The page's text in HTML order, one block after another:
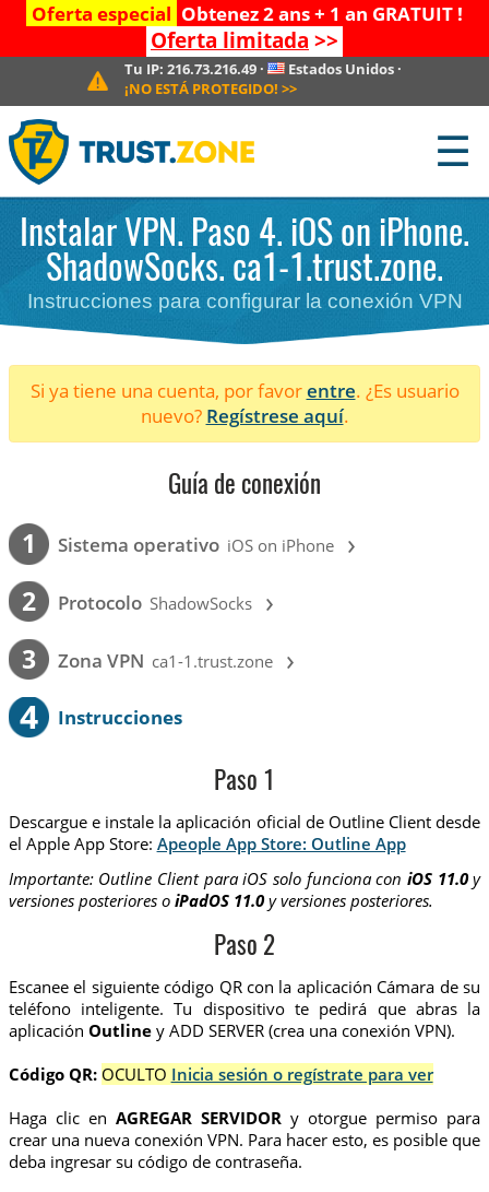
Oferta especial Obtenez 2 ans + 1 an GRATUIT !
Oferta limitada >>
Tu IP:216.73.216.49 · Estados Unidos·
¡NO ESTÁ PROTEGIDO! >>
☰
Instalar VPN. Paso 4. iOS on iPhone.
ShadowSocks. ca1-1.trust.zone.
Instrucciones para configurar la conexión VPN
Si ya tiene una cuenta, por favorentre. ¿Es usuario
nuevo? Regístrese aquí.
Guía de conexión
1 Sistema operativo iOS on iPhone ›
2 Protocolo ShadowSocks ›
3 Zona VPN ca1-1.trust.zone ›
4 Instrucciones
Paso 1
Descargue e instale la aplicación oficial de Outline Client desde
el Apple App Store: Apeople App Store: Outline App
Importante: Outline Client para iOS solo funciona coniOS 11.0y
versiones posteriores o iPadOS 11.0y versiones posteriores.
Paso 2
Escanee el siguiente código QR con la aplicación Cámara de su
teléfono inteligente. Tu dispositivo te pedirá que abras la
aplicación Outliney ADD SERVER (crea una conexión VPN).
Código QR: OCULTO Inicia sesión o regístrate para ver
Haga clic en AGREGAR SERVIDOR y otorgue permiso para
crear una nueva conexión VPN. Para hacer esto, es posible que
deba ingresar su código de contraseña.